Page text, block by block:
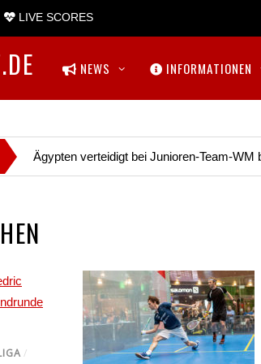
LIVE SCORES
NEWS INFORMATIONEN
Ägypten verteidigt bei Junioren-Team-WM
/